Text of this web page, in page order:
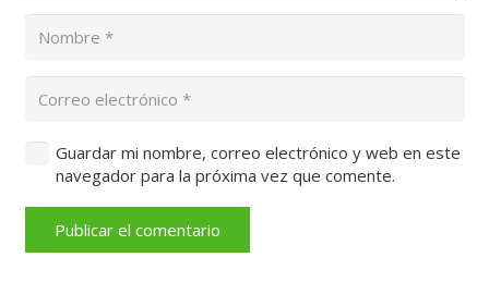
Guardar mi nombre, correo electrónico y web en este
navegador para la próxima vez que comente.
Publicar el comentario